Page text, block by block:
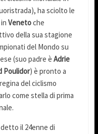
ha sciolto le
Venetoche
della sua stagione
del Mondo su
(suo padre è Adrie
Poulidor) è pronto a
del ciclismo
come stella di prima
il 24enne di